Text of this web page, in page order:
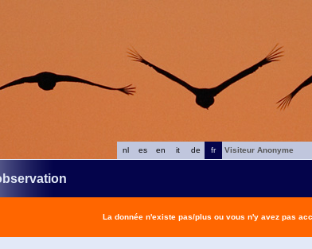
fr
de
it
en
es
nl
Visiteur Anonyme
La donnée n'existe pas/plus ou vous n'y avez pas